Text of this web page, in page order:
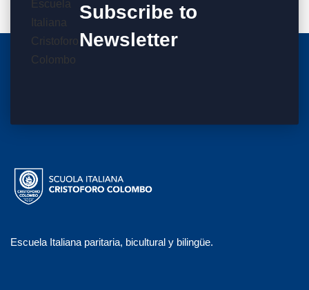
Subscribe to
Newsletter
Escuela Italiana paritaria, bicultural y bilingüe.